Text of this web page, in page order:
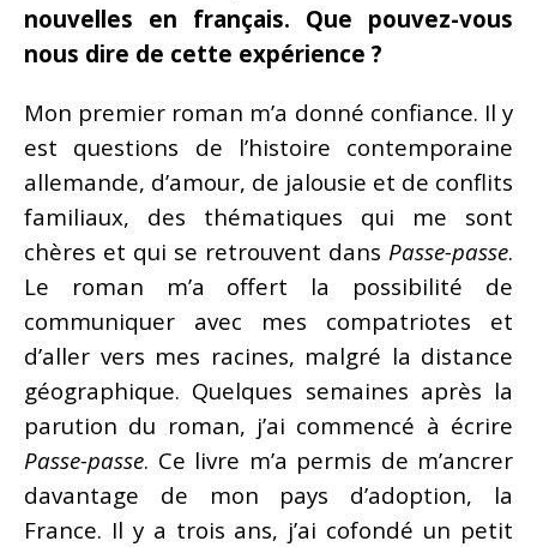
nouvelles en français. Que pouvez-vous
nous dire de cette expérience ?
Mon premier roman m’a donné confiance. Il y
est questions de l’histoire contemporaine
allemande, d’amour, de jalousie et de conflits
familiaux, des thématiques qui me sont
chères et qui se retrouvent dans Passe-passe.
Le roman m’a offert la possibilité de
communiquer avec mes compatriotes et
d’aller vers mes racines, malgré la distance
géographique. Quelques semaines après la
parution du roman, j’ai commencé à écrire
Passe-passe. Ce livre m’a permis de m’ancrer
davantage de mon pays d’adoption, la
France. Il y a trois ans, j’ai cofondé un petit